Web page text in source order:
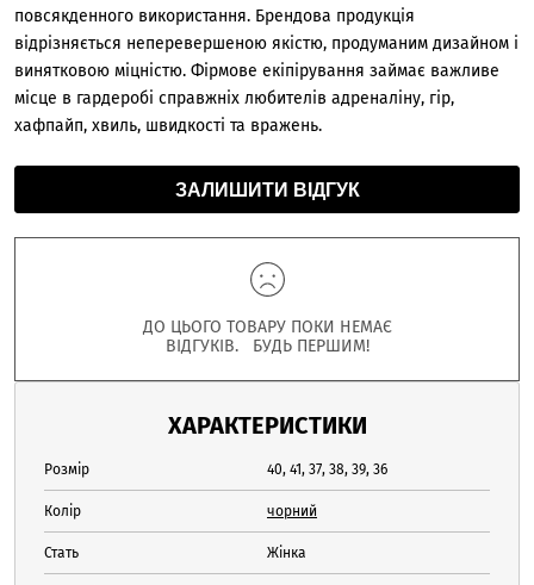
повсякденного використання. Брендова продукція
відрізняється неперевершеною якістю, продуманим дизайном і
винятковою міцністю. Фірмове екіпірування займає важливе
місце в гардеробі справжніх любителів адреналіну, гір,
хафпайп, хвиль, швидкості та вражень.
ЗАЛИШИТИ ВІДГУК
ДО ЦЬОГО ТОВАРУ ПОКИ НЕМАЄ
ВІДГУКІВ. БУДЬ ПЕРШИМ!
ХАРАКТЕРИСТИКИ
Розмір 40, 41, 37, 38, 39, 36
Колір чорний
Стать Жінка